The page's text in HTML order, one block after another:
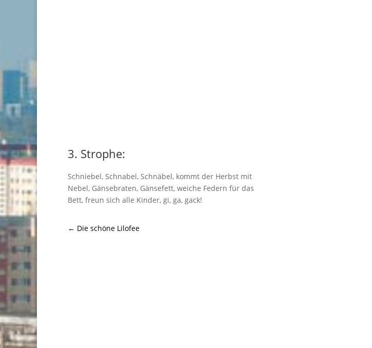
3. Strophe:
Schniebel, Schnabel, Schnäbel, kommt der Herbst mit
Nebel, Gänsebraten, Gänsefett, weiche Federn für das
Bett, freun sich alle Kinder, gi, ga, gack!
← Die schöne Lilofee